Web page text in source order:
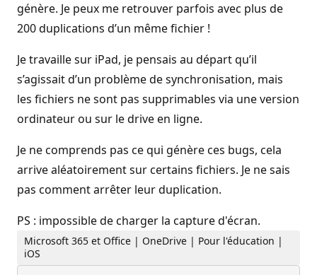
génère. Je peux me retrouver parfois avec plus de
200 duplications d’un même fichier !
Je travaille sur iPad, je pensais au départ qu’il
s’agissait d’un problème de synchronisation, mais
les fichiers ne sont pas supprimables via une version
ordinateur ou sur le drive en ligne.
Je ne comprends pas ce qui génère ces bugs, cela
arrive aléatoirement sur certains fichiers. Je ne sais
pas comment arrêter leur duplication.
PS : impossible de charger la capture d'écran.
Microsoft 365 et Office | OneDrive | Pour l'éducation |
iOS